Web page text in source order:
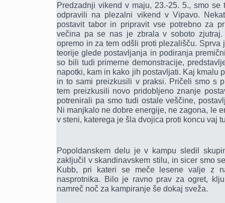
Predzadnji vikend v maju, 23.-25. 5., smo
odpravili na plezalni vikend v Vipavo.
postavit tabor in pripravit vse potrebno za
večina pa se nas je zbrala v soboto zjutraj.
opremo in za tem odšli proti plezališču. Sprva
teorije glede postavljanja in podiranja
so bili tudi primerne demonstracije,
napotki, kam in kako jih postavljati. Kaj kmalu
in to sami preizkusili v praksi. Pričeli smo s
tem preizkusili novo pridobljeno znanje
potrenirali pa smo tudi ostale veščine,
Ni manjkalo ne dobre energije, ne zagona, le
v steni, katerega je šla dvojica proti koncu vaj
Popoldanskem delu je v kampu sledil
zaključil v skandinavskem stilu, in sicer smo
Kubb, pri kateri se meče lesene valje z
nasprotnika. Bilo je ravno prav za ogret,
namreč noč za kampiranje še dokaj sveža.